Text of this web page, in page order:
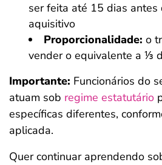
ser feita até 15 dias
aquisitivo
Proporcionalidade: o
vender o equivalente a ⅓
Importante: Funcionários do
atuam sob regime estatutário
específicas diferentes,
aplicada.
Quer continuar aprendendo